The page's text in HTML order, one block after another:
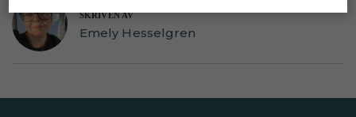
SKRIVEN AV
Emely Hesselgren